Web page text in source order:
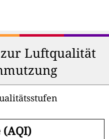
zur Luftqualität